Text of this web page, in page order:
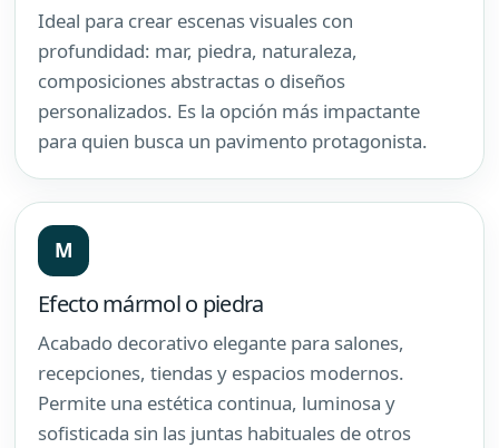
Ideal para crear escenas visuales con
profundidad: mar, piedra, naturaleza,
composiciones abstractas o diseños
personalizados. Es la opción más impactante
para quien busca un pavimento protagonista.
M
Efecto mármol o piedra
Acabado decorativo elegante para salones,
recepciones, tiendas y espacios modernos.
Permite una estética continua, luminosa y
sofisticada sin las juntas habituales de otros